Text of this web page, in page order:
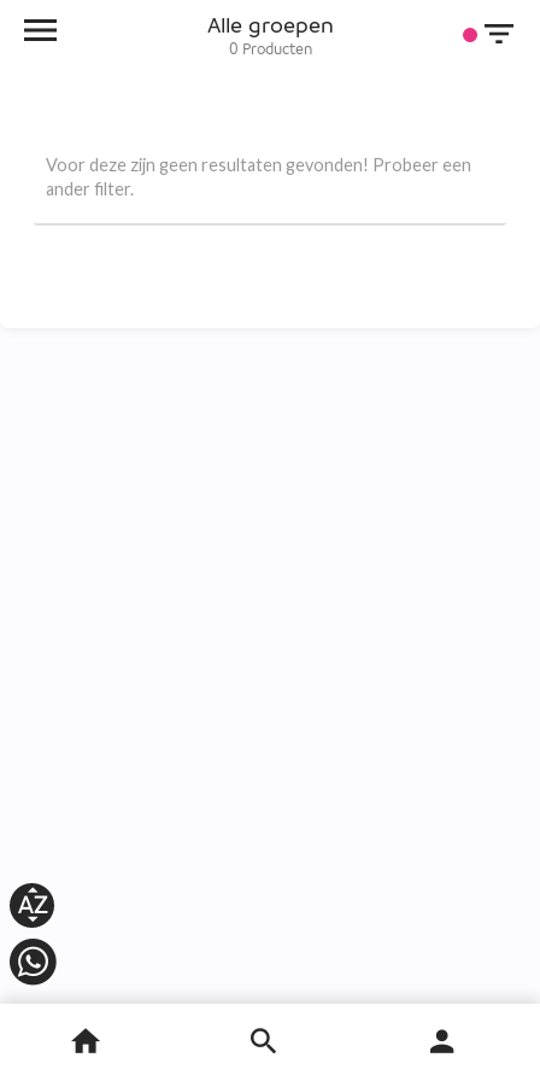
Alle groepen
0 Producten
Voor deze zijn geen resultaten gevonden! Probeer een
ander filter.